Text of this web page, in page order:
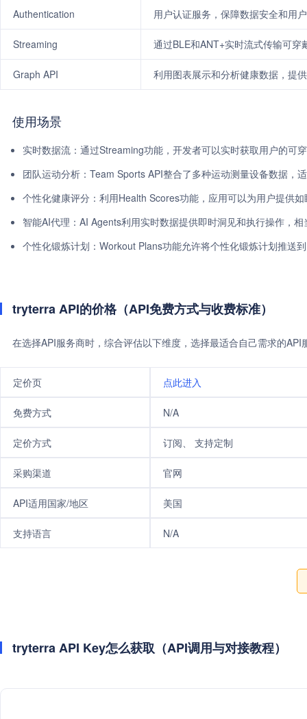
Authentication 用户认证服务，保障数据安全和用
Streaming 通过BLE和ANT+实时流式传输可穿
Graph API 利用图表展示和分析健康数据，提
使用场景
实时数据流：通过Streaming功能，开发者可以实时获取用户的可
团队运动分析：Team Sports API整合了多种运动测量设备数据，
个性化健康评分：利用Health Scores功能，应用可以为用户提供
智能AI代理：AI Agents利用实时数据提供即时洞见和执行操作，
个性化锻炼计划：Workout Plans功能允许将个性化锻炼计划推送
tryterra API的价格（API免费方式与收费标准）
在选择API服务商时，综合评估以下维度，选择最适合自己需求的
定价页 点此进入
免费方式 N/A
定价方式 订阅、 支持定制
采购渠道 官网
API适用国家/地区 美国
支持语言 N/A
tryterra API Key怎么获取（API调用与对接教程）